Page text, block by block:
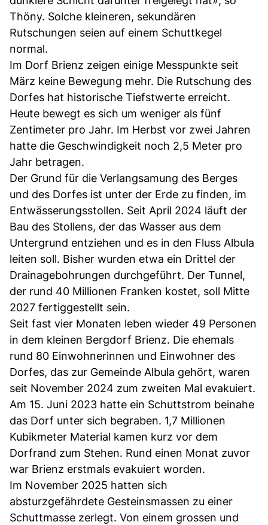
Thöny. Solche kleineren, sekundären
Rutschungen seien auf einem Schuttkegel
normal.
Im Dorf Brienz zeigen einige Messpunkte seit
März keine Bewegung mehr. Die Rutschung des
Dorfes hat historische Tiefstwerte erreicht.
Heute bewegt es sich um weniger als fünf
Zentimeter pro Jahr. Im Herbst vor zwei Jahren
hatte die Geschwindigkeit noch 2,5 Meter pro
Jahr betragen.
Der Grund für die Verlangsamung des Berges
und des Dorfes ist unter der Erde zu finden, im
Entwässerungsstollen. Seit April 2024 läuft der
Bau des Stollens, der das Wasser aus dem
Untergrund entziehen und es in den Fluss Albula
leiten soll. Bisher wurden etwa ein Drittel der
Drainagebohrungen durchgeführt. Der Tunnel,
der rund 40 Millionen Franken kostet, soll Mitte
2027 fertiggestellt sein.
Seit fast vier Monaten leben wieder 49 Personen
in dem kleinen Bergdorf Brienz. Die ehemals
rund 80 Einwohnerinnen und Einwohner des
Dorfes, das zur Gemeinde Albula gehört, waren
seit November 2024 zum zweiten Mal evakuiert.
Am 15. Juni 2023 hatte ein Schuttstrom beinahe
das Dorf unter sich begraben. 1,7 Millionen
Kubikmeter Material kamen kurz vor dem
Dorfrand zum Stehen. Rund einen Monat zuvor
war Brienz erstmals evakuiert worden.
Im November 2025 hatten sich
absturzgefährdete Gesteinsmassen zu einer
Schuttmasse zerlegt. Von einem grossen und